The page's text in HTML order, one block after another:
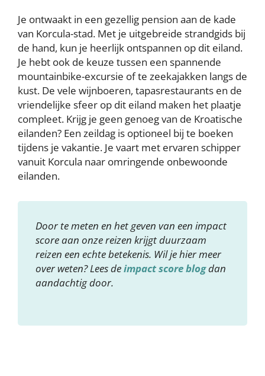
Je ontwaakt in een gezellig pension aan de kade
van Korcula-stad. Met je uitgebreide strandgids bij
de hand, kun je heerlijk ontspannen op dit eiland.
Je hebt ook de keuze tussen een spannende
mountainbike-excursie of te zeekajakken langs de
kust. De vele wijnboeren, tapasrestaurants en de
vriendelijke sfeer op dit eiland maken het plaatje
compleet. Krijg je geen genoeg van de Kroatische
eilanden? Een zeildag is optioneel bij te boeken
tijdens je vakantie. Je vaart met ervaren schipper
vanuit Korcula naar omringende onbewoonde
eilanden.
Door te meten en het geven van een impact
score aan onze reizen krijgt duurzaam
reizen een echte betekenis. Wil je hier meer
over weten? Lees deimpact score blogdan
aandachtig door.